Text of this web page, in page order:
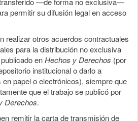
permitir su difusión legal en acceso
realizar otros acuerdos contractuales
para la distribución no exclusiva
enHechos y Derechos (por
institucional o darlo a
papel o electrónicos), siempre que
que el trabajo se publicó por
Derechos.
remitir la carta de transmisión de